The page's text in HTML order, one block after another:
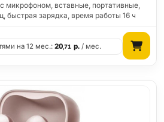
микрофоном, вставные, портативные,
быстрая зарядка, время работы 16 ч
на 12 мес.:20,71 р./ мес.